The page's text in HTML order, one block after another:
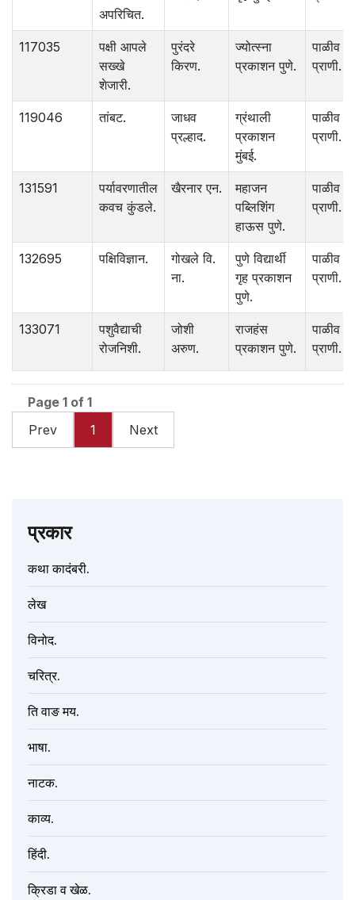
प्रकार
कथा कादंबरी.
लेख
विनोद.
चरित्र.
ति वाङ मय.
भाषा.
नाटक.
काव्य.
हिंदी.
क्रिडा व खेळ.
अपरिचित.
117035
पक्षी आपले
सख्खे
शेजारी.
पुरंदरे
किरण.
ज्योत्स्ना
प्रकाशन पुणे.
पाळीव
प्राणी.
119046 तांबट.
जाधव
प्रल्हाद.
ग्रंथाली
प्रकाशन
मुंबई.
पाळीव
प्राणी.
131591
पर्यावरणातील
कवच कुंडले.
खैरनार एन.
महाजन
पब्लिशिंंग
हाऊस पुणे.
पाळीव
प्राणी.
132695 पक्षिविज्ञान.
गोखले वि.
ना.
पुणे विद्यार्थी
गृह प्रकाशन
पुणे.
पाळीव
प्राणी.
133071
पशुवैद्याची
रोजनिशी.
जोशी
अरुण.
राजहंस
प्रकाशन पुणे.
पाळीव
प्राणी.
Page 1 of 1
Prev
1 Next